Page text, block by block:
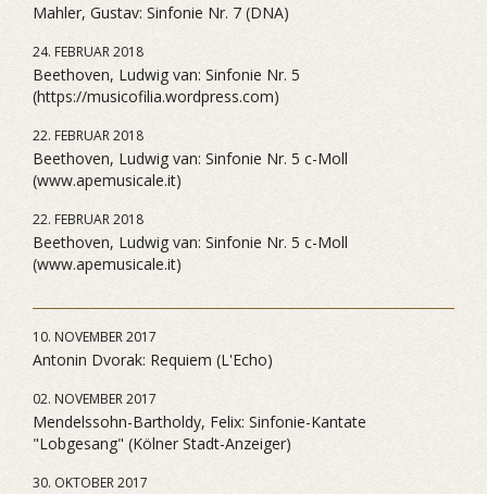
Mahler, Gustav: Sinfonie Nr. 7 (DNA)
24. FEBRUAR 2018
Beethoven, Ludwig van: Sinfonie Nr. 5
(https://musicofilia.wordpress.com)
22. FEBRUAR 2018
Beethoven, Ludwig van: Sinfonie Nr. 5 c-Moll
(www.apemusicale.it)
22. FEBRUAR 2018
Beethoven, Ludwig van: Sinfonie Nr. 5 c-Moll
(www.apemusicale.it)
10. NOVEMBER 2017
Antonin Dvorak: Requiem (L'Echo)
02. NOVEMBER 2017
Mendelssohn-Bartholdy, Felix: Sinfonie-Kantate
"Lobgesang" (Kölner Stadt-Anzeiger)
30. OKTOBER 2017